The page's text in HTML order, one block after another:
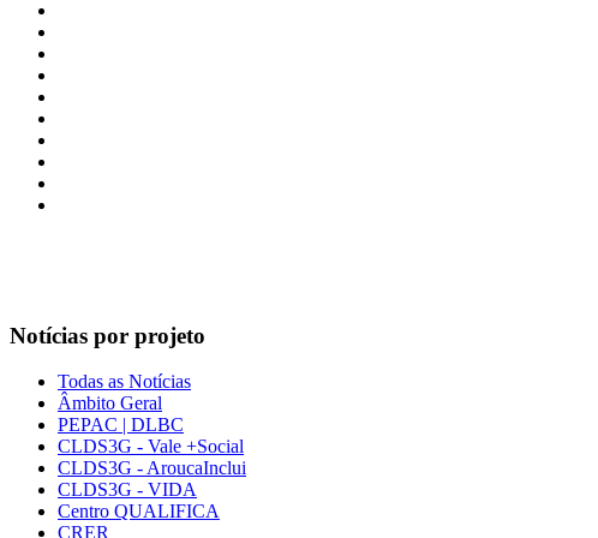
Notícias por projeto
Todas as Notícias
Âmbito Geral
PEPAC | DLBC
CLDS3G - Vale +Social
CLDS3G - AroucaInclui
CLDS3G - VIDA
Centro QUALIFICA
CRER